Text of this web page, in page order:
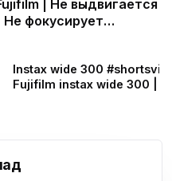
| Не выдвигается
фокусирует
Instax wide 300 #shortsvideo |
Fujifilm instax wide 300 |